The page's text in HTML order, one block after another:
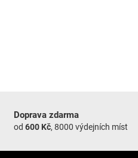
Doprava zdarma
od 600 Kč, 8000 výdejních míst